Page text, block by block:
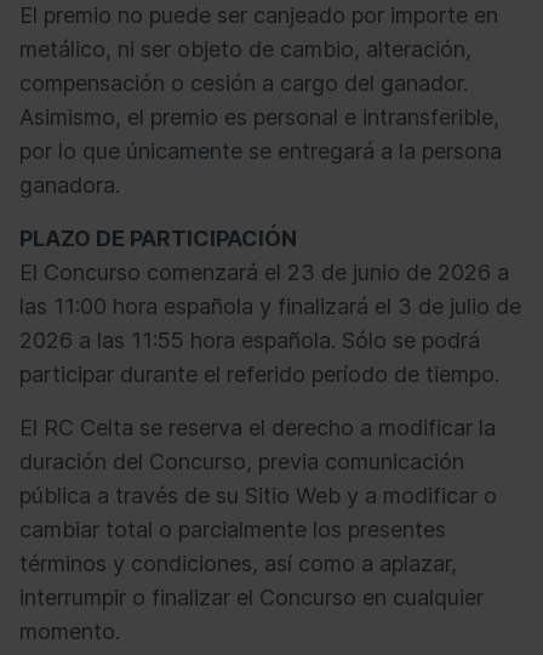
El premio no puede ser canjeado por importe en
metálico, ni ser objeto de cambio, alteración,
compensación o cesión a cargo del ganador.
Asimismo, el premio es personal e intransferible,
por lo que únicamente se entregará a la persona
ganadora.
PLAZO DE PARTICIPACIÓN
El Concurso comenzará el 23 de junio de 2026 a
las 11:00 hora española y finalizará el 3 de julio de
2026 a las 11:55 hora española. Sólo se podrá
participar durante el referido período de tiempo.
El RC Celta se reserva el derecho a modificar la
duración del Concurso, previa comunicación
pública a través de su Sitio Web y a modificar o
cambiar total o parcialmente los presentes
términos y condiciones, así como a aplazar,
interrumpir o finalizar el Concurso en cualquier
momento.